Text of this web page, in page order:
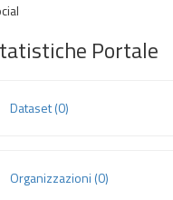
Portale
Dataset (0)
Organizzazioni (0)